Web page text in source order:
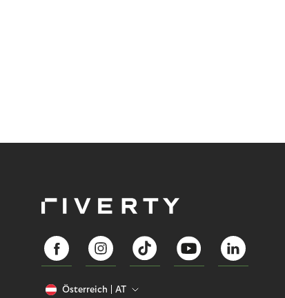
Österreich AT